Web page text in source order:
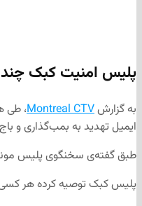
پلیس امنیت کبک
به گزارشMontreal CTV، طی
ایمیل تهدید به بمب‌گذاری و
طبق گفته‌ی سخنگوی پلیس مونترال،
پلیس کبک توصیه کرده هر کسی